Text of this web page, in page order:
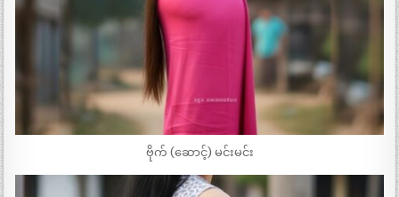
ဗိုက် (ဆောင့်) မင်းမင်း